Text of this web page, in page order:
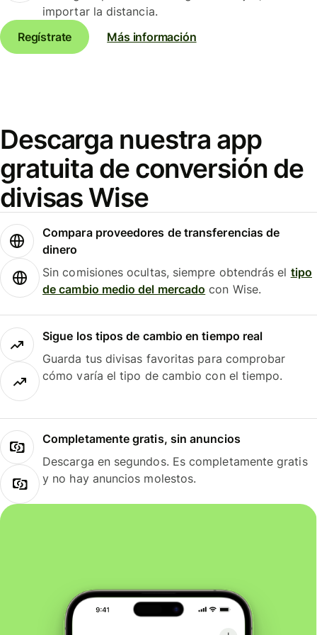
importar la distancia.
Regístrate
Más información
Descarga nuestra app
gratuita de conversión de
divisas Wise
Compara proveedores de transferencias de
dinero
Sin comisiones ocultas, siempre obtendrás el tipo
de cambio medio del mercado con Wise.
Sigue los tipos de cambio en tiempo real
Guarda tus divisas favoritas para comprobar
cómo varía el tipo de cambio con el tiempo.
Completamente gratis, sin anuncios
Descarga en segundos. Es completamente gratis
y no hay anuncios molestos.